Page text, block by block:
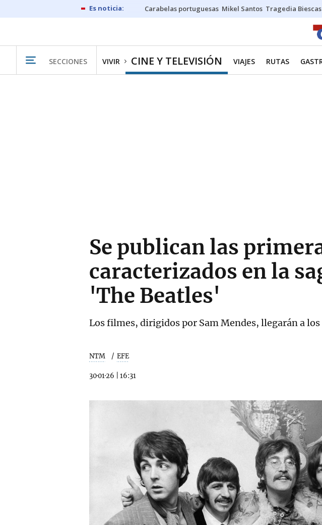
Carabelas portuguesas Mikel Santos Tragedia Biescas
SECCIONES VIVIR CINE Y TELEVISIÓN VIAJES RUTAS
Se publican las
caracterizados en la
'The Beatles'
Los filmes, dirigidos por Sam Mendes, llegarán a
NTM EFE
30·01·26 16:31